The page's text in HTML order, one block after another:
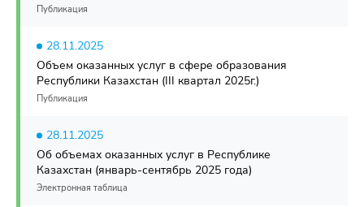
Публикация
28.11.2025
Объем оказанных услуг в сфере образования
Республики Казахстан (III квартал 2025г.)
Публикация
28.11.2025
Об объемах оказанных услуг в Республике
Казахстан (январь-сентябрь 2025 года)
Электронная таблица